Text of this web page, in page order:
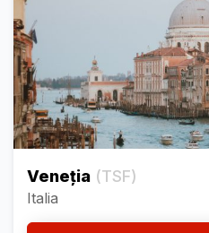
Veneția (TSF)
Italia